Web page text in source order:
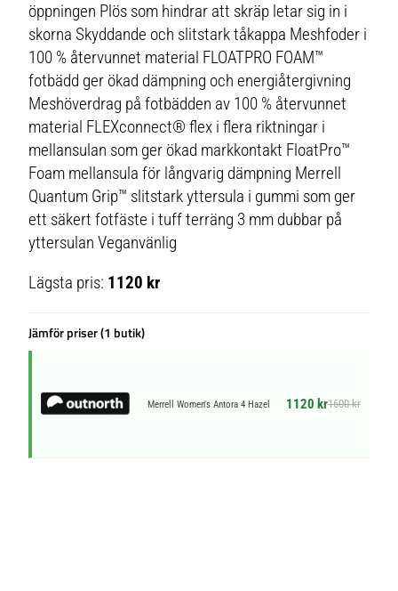
öppningen Plös som hindrar att skräp letar sig in i
skorna Skyddande och slitstark tåkappa Meshfoder i
100 % återvunnet material FLOATPRO FOAM™
fotbädd ger ökad dämpning och energiåtergivning
Meshöverdrag på fotbädden av 100 % återvunnet
material FLEXconnect® flex i flera riktningar i
mellansulan som ger ökad markkontakt FloatPro™
Foam mellansula för långvarig dämpning Merrell
Quantum Grip™ slitstark yttersula i gummi som ger
ett säkert fotfäste i tuff terräng 3 mm dubbar på
yttersulan Veganvänlig
Lägsta pris: 1120 kr
Jämför priser (1 butik)
Merrell Women's Antora 4 Hazel 1120 kr1600 kr